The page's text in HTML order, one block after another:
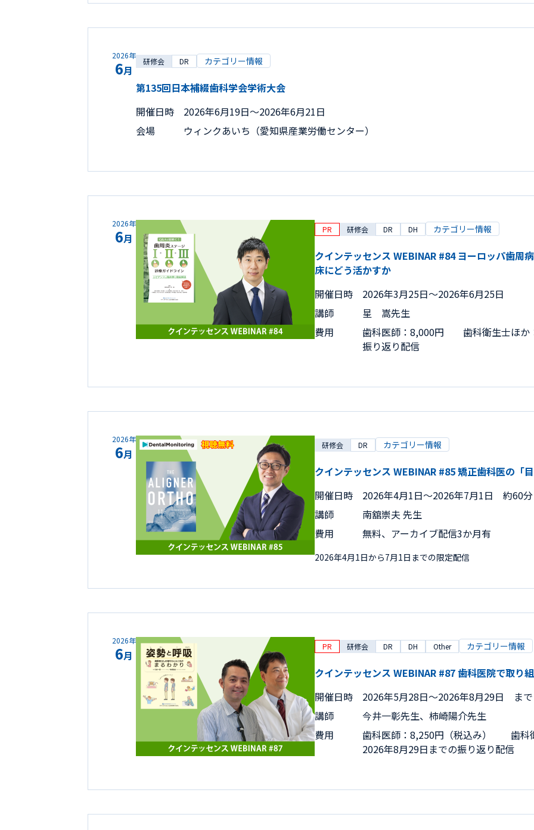
2026年
6月
研修会 DR カテゴリー情報
第135回日本補綴歯科学会学術大会
開催日時
2026年6月19日〜2026年6月21日
会場
ウィンクあいち（愛知県産業労働センター）
2026年
6月
PR 研修会 DR DH カテゴリー情報
クインテッセンス WEBINAR #84 ヨーロッパ歯周
床にどう活かすか
開催日時
2026年3月25日〜2026年6月25日
講師
星 嵩先生
費用
歯科医師：8,000円 歯科衛生士ほ
振り返り配信
2026年
6月
研修会 DR カテゴリー情報
クインテッセンス WEBINAR #85 矯正歯科医の「
開催日時
2026年4月1日〜2026年7月1日 約60分
講師
南舘崇夫 先生
費用
無料、アーカイブ配信3か月有
2026年4月1日から7月1日までの限定配信
2026年
6月
PR 研修会 DR DH Other カテゴリー情報
クインテッセンス WEBINAR #87 歯科医院で取り
開催日時
2026年5月28日〜2026年8月29日 まで
講師
今井一彰先生、柿崎陽介先生
費用
歯科医師：8,250円（税込み） 歯科
2026年8月29日までの振り返り配信